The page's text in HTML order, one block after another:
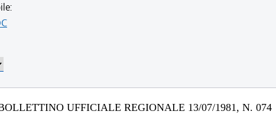
UFFICIALE REGIONALE 13/07/1981, N. 074